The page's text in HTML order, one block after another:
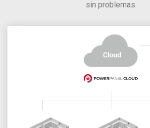
sin problemas.